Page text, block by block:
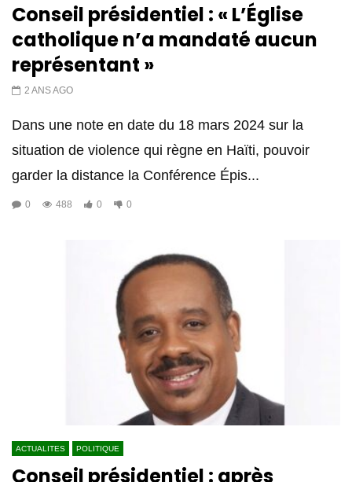
Conseil présidentiel : « L’Église
catholique n’a mandaté aucun
représentant »
2 ANS AGO
Dans une note en date du 18 mars 2024 sur la
situation de violence qui règne en Haïti, pouvoir
garder la distance la Conférence Épis...
0 488 0 0
ACTUALITES POLITIQUE
Conseil présidentiel : après